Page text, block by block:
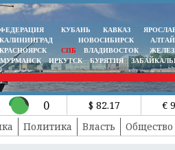
ФЕДЕРАЦИЯ КУБАНЬ КАВКАЗ
КАЛИНИНГРАД
НОВОСИБИРСК АЛТАЙ
КРАСНОЯРСК
СПБ ВЛАДИВОСТОК
МУРМАНСК
ИРКУТСК БУРЯТИЯ
0 $ 82.17
€
Политика Власть Общество